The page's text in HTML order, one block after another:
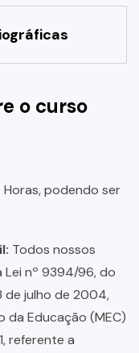
o curso
podendo ser
Todos nossos
Lei nº 9394/96, do
de julho de 2004,
da Educação (MEC)
referente a